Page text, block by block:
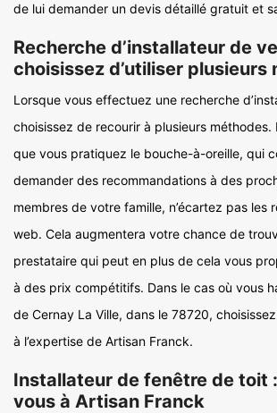
de lui demander un devis détaillé gratuit et
Recherche d’installateur de
choisissez d’utiliser plusieurs
Lorsque vous effectuez une recherche
choisissez de recourir à plusieurs méthodes.
que vous pratiquez le bouche-à-oreille, qui
demander des recommandations à des
membres de votre famille, n’écartez pas les
web. Cela augmentera votre chance de
prestataire qui peut en plus de cela vous
à des prix compétitifs. Dans le cas où vous
de Cernay La Ville, dans le 78720,
à l’expertise de Artisan Franck.
Installateur de fenêtre de toit
vous à Artisan Franck